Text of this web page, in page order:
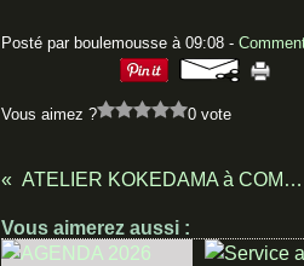
Posté par boulemousse à 09:08 -
Vous aimez ? 0 vote
ATELIER KOKEDAMA à COMPIEGNE
Vous aimerez aussi :